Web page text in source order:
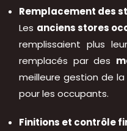
Remplacement des
Les anciens stores
remplissaient plus
remplacés par des
meilleure gestion de
pour les occupants.
Finitions et contrôle